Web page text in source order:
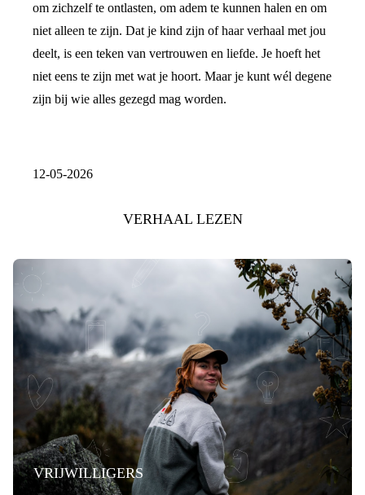
om zichzelf te ontlasten, om adem te kunnen halen en om
niet alleen te zijn. Dat je kind zijn of haar verhaal met jou
deelt, is een teken van vertrouwen en liefde. Je hoeft het
niet eens te zijn met wat je hoort. Maar je kunt wél degene
zijn bij wie alles gezegd mag worden.
12-05-2026
VERHAAL LEZEN
VRIJWILLIGERS